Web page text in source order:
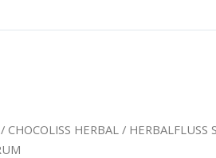
/ CHOCOLISS HERBAL / HERBALFLUSS
El El